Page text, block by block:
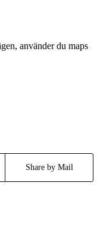
använder du maps
Share by Mail